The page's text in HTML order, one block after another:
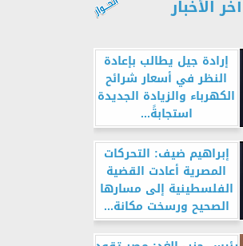
آخر الأخبار
إرادة جيل يطالب بإعادة
النظر في أسعار شرائح
الكهرباء والزيادة الجديدة
استجابةً...
إبراهيم ضيف: التحركات
المصرية أعادت القضية
الفلسطينية إلى مسارها
الصحيح ورسخت مكانة...